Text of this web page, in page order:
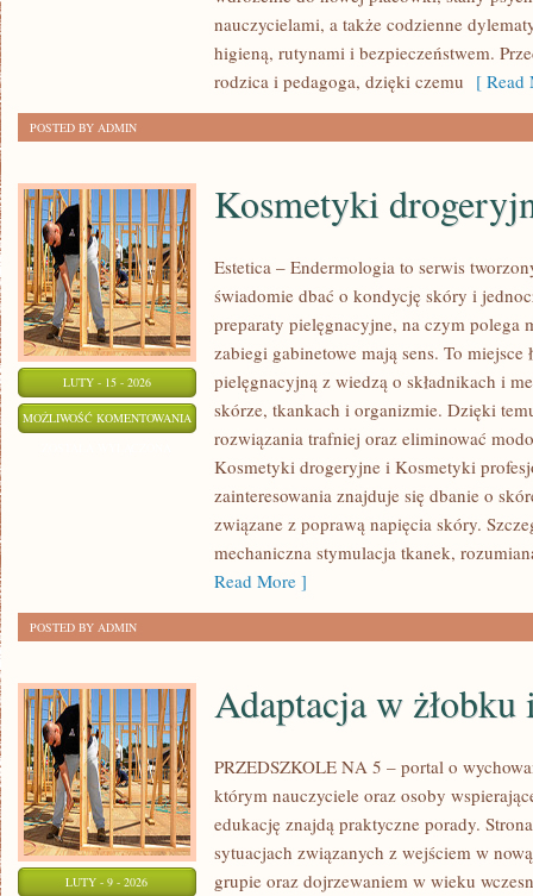
nauczycielami, a także codzienne
higieną, rutynami i bezpieczeństwem.
rodzica i pedagoga, dzięki czemu [ Read
POSTED BY ADMIN
LUTY - 15 - 2026
MOŻLIWOŚĆ KOMENTOWANIA KOSMETYKI
DROGERYJNE
Kosmetyki
Estetica – Endermologia to serwis
świadomie dbać o kondycję skóry i
preparaty pielęgnacyjne, na czym polega
zabiegi gabinetowe mają sens. To miejsce
pielęgnacyjną z wiedzą o składnikach i
skórze, tkankach i organizmie. Dzięki
rozwiązania trafniej oraz eliminować
Kosmetyki drogeryjne i Kosmetyki
zainteresowania znajduje się dbanie o
związane z poprawą napięcia skóry.
mechaniczna stymulacja tkanek,
Read More ]
POSTED BY ADMIN
LUTY - 9 - 2026
Adaptacja w
PRZEDSZKOLE NA 5 – portal o
którym nauczyciele oraz osoby
edukację znajdą praktyczne porady.
sytuacjach związanych z wejściem w
grupie oraz dojrzewaniem w wieku